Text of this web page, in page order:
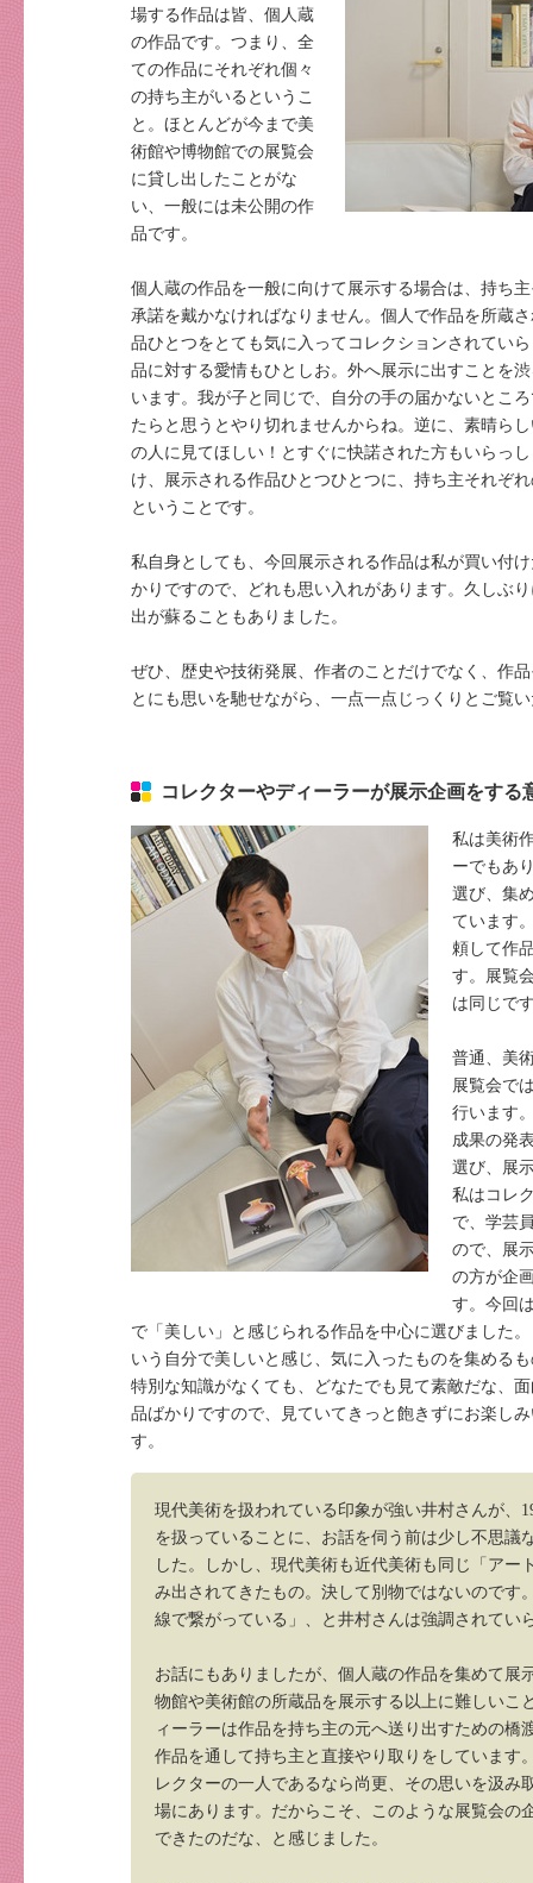
場する作品は皆、個人蔵
の作品です。つまり、全
ての作品にそれぞれ個々
の持ち主がいるというこ
と。ほとんどが今まで美
術館や博物館での展覧会
に貸し出したことがな
い、一般には未公開の作
品です。
個人蔵の作品を一般に向けて展示する場合は、持ち
承諾を戴かなければなりません。個人で作品を所蔵
品ひとつをとても気に入ってコレクションされてい
品に対する愛情もひとしお。外へ展示に出すことを
います。我が子と同じで、自分の手の届かないとこ
たらと思うとやり切れませんからね。逆に、素晴ら
の人に見てほしい！とすぐに快諾された方もいらっ
け、展示される作品ひとつひとつに、持ち主それぞ
ということです。
私自身としても、今回展示される作品は私が買い付
かりですので、どれも思い入れがあります。久しぶ
出が蘇ることもありました。
ぜひ、歴史や技術発展、作者のことだけでなく、作
とにも思いを馳せながら、一点一点じっくりとご覧
コレクターやディーラーが展示企画をする
私は美術
ーでもあ
選び、集
ています
頼して作
す。展覧
は同じで
普通、美
展覧会で
行います
成果の発
選び、展
私はコレ
で、学芸
ので、展
の方が企
す。今回
で「美しい」と感じられる作品を中心に選びました
いう自分で美しいと感じ、気に入ったものを集める
特別な知識がなくても、どなたでも見て素敵だな、
品ばかりですので、見ていてきっと飽きずにお楽し
す。
現代美術を扱われている印象が強い井村さんが、
を扱っていることに、お話を伺う前は少し不思議
した。しかし、現代美術も近代美術も同じ「アー
み出されてきたもの。決して別物ではないのです
線で繋がっている」、と井村さんは強調されてい
お話にもありましたが、個人蔵の作品を集めて展
物館や美術館の所蔵品を展示する以上に難しいこ
ィーラーは作品を持ち主の元へ送り出すための橋
作品を通して持ち主と直接やり取りをしています
レクターの一人であるなら尚更、その思いを汲み
場にあります。だからこそ、このような展覧会の
できたのだな、と感じました。